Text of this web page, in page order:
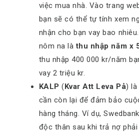
việc mua nhà. Vào trang
bạn sẽ có thể tự tính xem
nhận cho bạn vay bao
nôm na làthu nhập năm x
thu nhập 400 000 kr/năm
vay 2 triệu kr.
KALP (Kvar Att Leva På) là
cần còn lại để đảm bảo
hàng tháng. Ví dụ,
độc thân sau khi trả nợ